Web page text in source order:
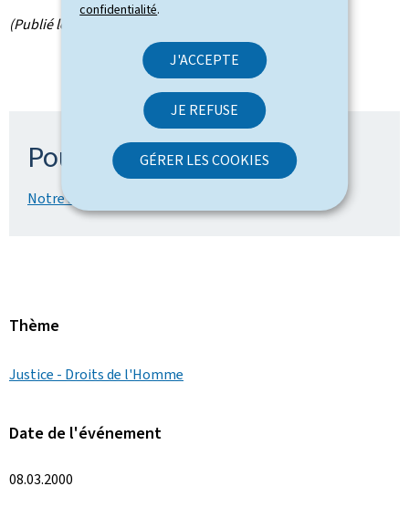
confidentialité.
J'ACCEPTE
JE REFUSE
GÉRER LES COOKIES
(Publié le 2 mars 2000)
Pour en savoir plus
Notre actualité
Thème
Justice - Droits de l'Homme
Date de l'événement
08.03.2000